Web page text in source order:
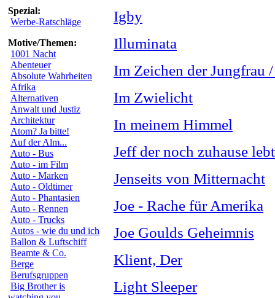
Spezial:
Werbe-Ratschläge
Motive/Themen:
1001 Nacht
Abenteuer
Absolute Wahrheiten
Afrika
Alternativen
Anwalt und Justiz
Architektur
Atom? Ja bitte!
Auf der Alm...
Auto - Bus
Auto - im Film
Auto - Marken
Auto - Oldtimer
Auto - Phantasien
Auto - Rennen
Auto - Trucks
Autos - wie du und ich
Ballon & Luftschiff
Beamte & Co.
Berge
Berufsgruppen
Big Brother is
Igby
Illuminata
Im Zeichen der Jungfrau
Im Zwielicht
In meinem Himmel
Jeff der noch zuhause lebt
Jenseits von Mitternacht
Joe - Rache für Amerika
Joe Goulds Geheimnis
Klient, Der
Light Sleeper